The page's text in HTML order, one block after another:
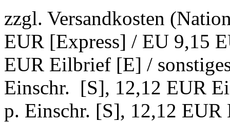
zzgl. Versandkosten
EUR [Express] / EU 9,15
EUR Eilbrief [E] /
Einschr. [S], 12,12 EUR
p. Einschr. [S], 12,12